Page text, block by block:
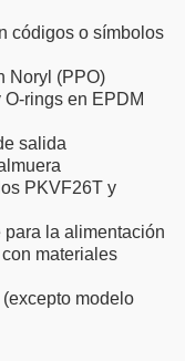
códigos o símbolos
Noryl (PPO)
rings en EPDM
salida
PKVF26T y
para la alimentación
materiales
modelo